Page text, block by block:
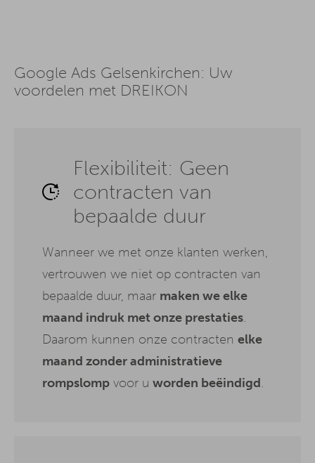
Google Ads Gelsenkirchen: Uw
voordelen met DREIKON
Flexibiliteit: Geen
contracten van
bepaalde duur
Wanneer we met onze klanten werken,
vertrouwen we niet op contracten van
bepaalde duur, maar maken we elke
maand indruk met onze prestaties.
Daarom kunnen onze contracten elke
maand zonder administratieve
rompslomp voor u worden beëindigd.